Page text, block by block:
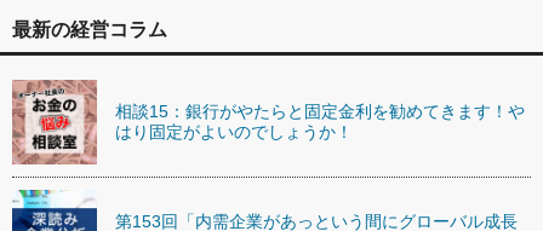
最新の経営コラム
相談15：銀行がやたらと固定金利を勧めてきます！や
はり固定がよいのでしょうか！
第153回「内需企業があっという間にグローバル成長